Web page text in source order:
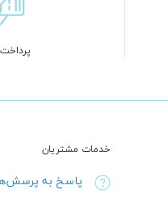
خدمات مشتریان
پاسخ به